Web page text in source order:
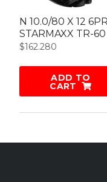
N 10.0/80 X 12 6PR
STARMAXX TR-60
$162.280
ADD TO
CART